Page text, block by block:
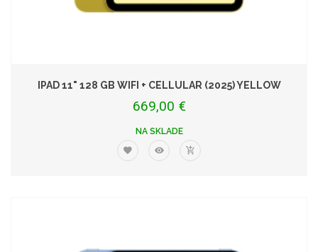
IPAD 11" 128 GB WIFI + CELLULAR (2025) YELLOW
669,00 €
NA SKLADE